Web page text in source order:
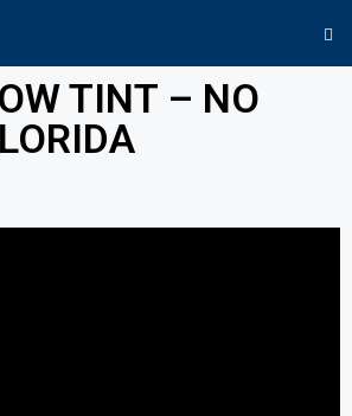
TINT – NO